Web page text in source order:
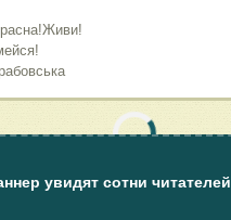
увидят сотни читателей